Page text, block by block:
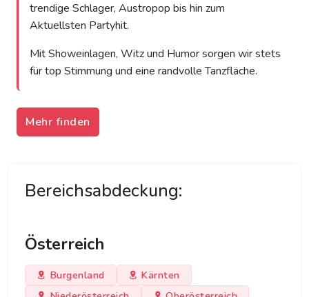
trendige Schlager, Austropop bis hin zum
Aktuellsten Partyhit.
Mit Showeinlagen, Witz und Humor sorgen wir stets
für top Stimmung und eine randvolle Tanzfläche.
Mehr finden
Bereichsabdeckung:
Österreich
Burgenland
Kärnten